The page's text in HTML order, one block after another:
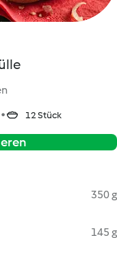
12 Stück
350 g
145 g